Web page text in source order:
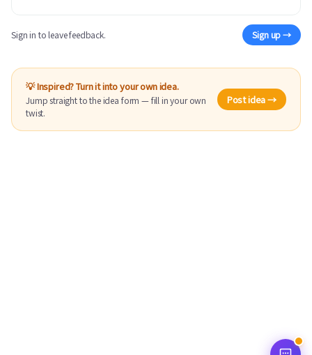
Sign in to leave feedback. Sign up →
💡 Inspired? Turn it into your own idea.
Jump straight to the idea form — fill in your own
twist.
Post idea →